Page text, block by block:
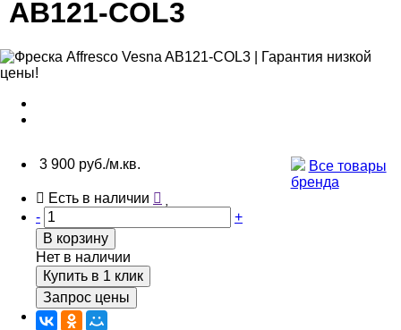
AB121-COL3
3 900 руб./м.кв.
Все товары
бренда
Есть в наличии
-
+
В корзину
Нет в наличии
Купить в 1 клик
Запрос цены